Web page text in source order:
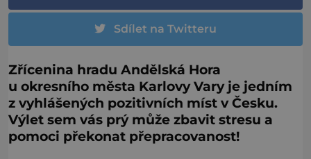
Sdílet na Twitteru
Zřícenina hradu Andělská Hora
u okresního města Karlovy Vary je jedním
z vyhlášených pozitivních míst v Česku.
Výlet sem vás prý může zbavit stresu a
pomoci překonat přepracovanost!